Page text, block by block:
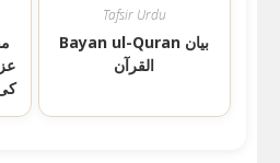
Tafsir Urdu
Bayan ul-Quran بیان
القرآن